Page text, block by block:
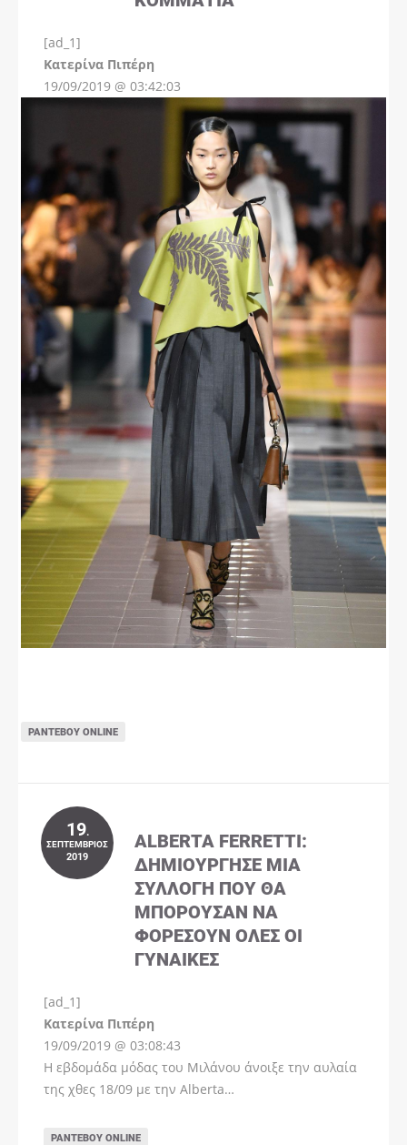
[ad_1]
Kατερίνα Πιπέρη
19/09/2019 @ 03:42:03
ΡΑΝΤΕΒΟΎ ONLINE
19.
ΣΕΠΤΈΜΒΡΙΟΣ
2019
ALBERTA FERRETTI:
ΔΗΜΙΟΎΡΓΗΣΕ ΜΊΑ
ΣΥΛΛΟΓΉ ΠΟΥ ΘΑ
ΜΠΟΡΟΎΣΑΝ ΝΑ
ΦΟΡΈΣΟΥΝ ΌΛΕΣ ΟΙ
ΓΥΝΑΊΚΕΣ
[ad_1]
Kατερίνα Πιπέρη
19/09/2019 @ 03:08:43
Η εβδομάδα μόδας του Μιλάνου άνοιξε την αυλαία
της χθες 18/09 με την Alberta…
ΡΑΝΤΕΒΟΎ ONLINE